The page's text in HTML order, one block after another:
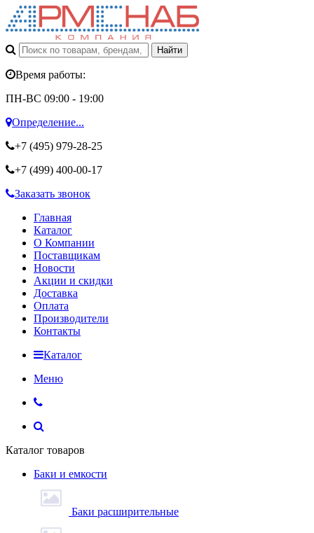
Время работы:
ПН-ВС 09:00 - 19:00
Определение...
+7 (495) 979-28-25
+7 (499) 400-00-17
Заказать звонок
Главная
Каталог
О Компании
Поставщикам
Новости
Акции и скидки
Доставка
Оплата
Производители
Контакты
Каталог
Меню
Каталог товаров
Баки и емкости
Баки расширительные